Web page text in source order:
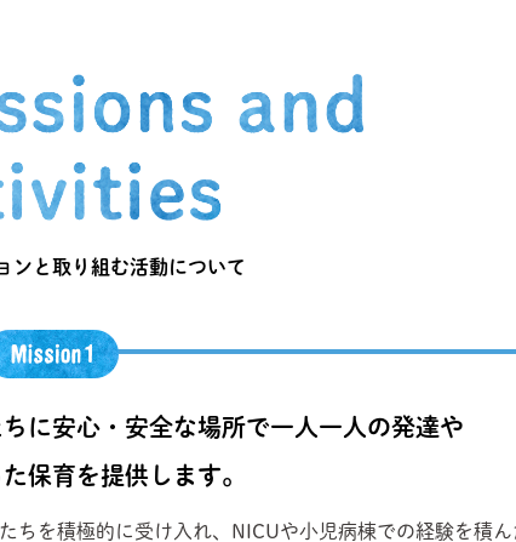
ンと取り組む活動について
に安心・安全な場所で一人一人の発達や
保育を提供します。
ちを積極的に受け入れ、NICUや小児病棟での経験を積